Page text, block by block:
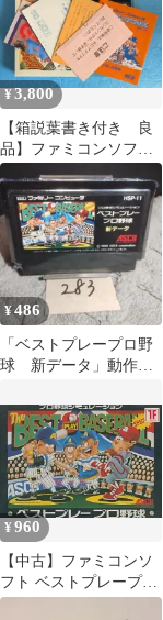
¥3,800
【箱説葉書き付き 良
品】ファミコンソフ
ト ベストプレープロ
野球Ⅱ
¥486
「ベストプレープロ野
球 新データ」動作確
ト
¥960
【中古】ファミコンソ
フト ベストプレープロ
野球